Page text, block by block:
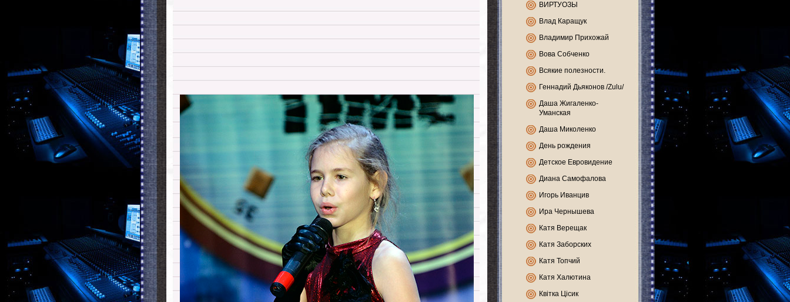
ВИРТУОЗЫ
Влад Каращук
Владимир Прихожай
Вова Собченко
Всякие полезности.
Геннадий Дьяконов /Zulu/
Даша Жигаленко-
Уманская
Даша Миколенко
День рождения
Детское Евровидение
Диана Самофалова
Игорь Иванцив
Ира Чернышева
Катя Верещак
Катя Заборских
Катя Топчий
Катя Халютина
Квітка Цісик